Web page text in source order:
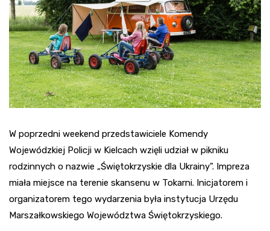
W poprzedni weekend przedstawiciele Komendy
Wojewódzkiej Policji w Kielcach wzięli udział w pikniku
rodzinnych o nazwie „Świętokrzyskie dla Ukrainy”. Impreza
miała miejsce na terenie skansenu w Tokarni. Inicjatorem i
organizatorem tego wydarzenia była instytucja Urzędu
Marszałkowskiego Województwa Świętokrzyskiego.